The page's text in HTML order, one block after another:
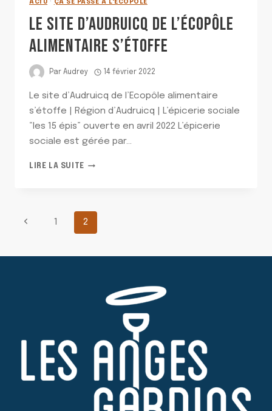
ACTU · ÇA SE PASSE À L'ÉCOPÔLE
LE SITE D’AUDRUICQ DE L’ÉCOPÔLE
ALIMENTAIRE S’ÉTOFFE
Par Audrey 14 février 2022
Le site d’Audruicq de l’Ecopôle alimentaire
s’étoffe | Région d’Audruicq | L’épicerie sociale
“les 15 épis” ouverte en avril 2022 L’épicerie
sociale est gérée par…
LIRE LA SUITELE
L’ÉCOPÔLE
ALIMENTAIRE
NAVIGATION
DE
Page 1 2